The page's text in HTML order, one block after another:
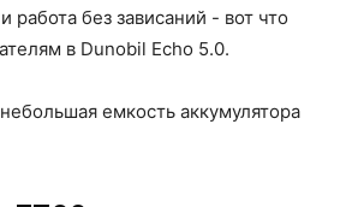
работа без зависаний - вот что
в Dunobil Echo 5.0.
емкость аккумулятора